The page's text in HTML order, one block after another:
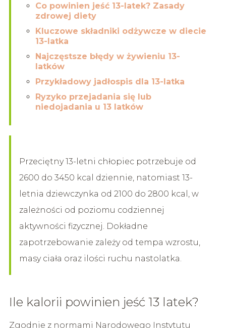
Co powinien jeść 13-latek? Zasady
zdrowej diety
Kluczowe składniki odżywcze w diecie
13-latka
Najczęstsze błędy w żywieniu 13-
latków
Przykładowy jadłospis dla 13-latka
Ryzyko przejadania się lub
niedojadania u 13 latków
Przeciętny 13-letni chłopiec potrzebuje od
2600 do 3450 kcal dziennie, natomiast 13-
letnia dziewczynka od 2100 do 2800 kcal, w
zależności od poziomu codziennej
aktywności fizycznej. Dokładne
zapotrzebowanie zależy od tempa wzrostu,
masy ciała oraz ilości ruchu nastolatka.
Ile kalorii powinien jeść 13 latek?
Zgodnie z normami Narodowego Instytutu